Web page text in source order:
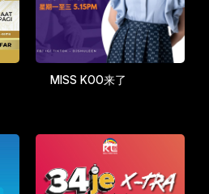
MISS KOO来了